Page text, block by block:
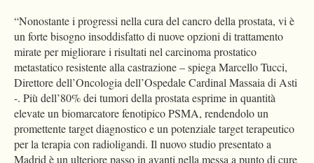
“Nonostante i progressi nella cura del cancro della prostata, vi è
un forte bisogno insoddisfatto di nuove opzioni di trattamento
mirate per migliorare i risultati nel carcinoma prostatico
metastatico resistente alla castrazione – spiega Marcello Tucci,
Direttore dell’Oncologia dell’Ospedale Cardinal Massaia di Asti
-. Più dell’80% dei tumori della prostata esprime in quantità
elevate un biomarcatore fenotipico PSMA, rendendolo un
promettente target diagnostico e un potenziale target terapeutico
per la terapia con radioligandi. Il nuovo studio presentato a
Madrid è un ulteriore passo in avanti nella messa a punto di cure